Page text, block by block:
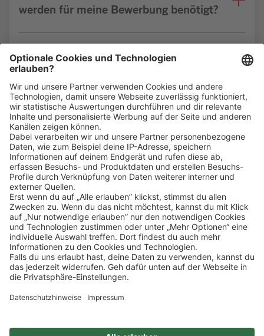
werden für meine Bewerbung benötigt?
Bin ich für die Stelle geeignet?
Klickehier, um alle offenen Jobs zu sehen.
Impressum Datenschutz
Privatsphäre-Einstellungen
FAQ
Veranstaltungen
Sitemap